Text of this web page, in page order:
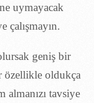
uymayacak
çalışmayın.
geniş bir
özellikle oldukça
almanızı tavsiye